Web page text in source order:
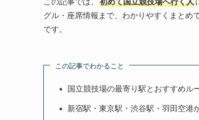
この記事では、 初めて国立競技場へ行く人
グル・座席情報まで、わかりやすくまとめ
です。
この記事でわかること
国立競技場の最寄り駅とおすすめル
新宿駅・東京駅・渋谷駅・羽田空港